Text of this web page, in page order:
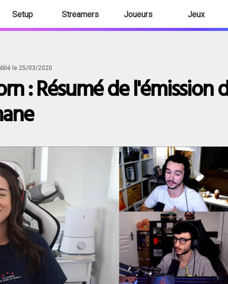
Setup Streamers Joueurs Jeux
le 25/03/2020
: Résumé de l'émission